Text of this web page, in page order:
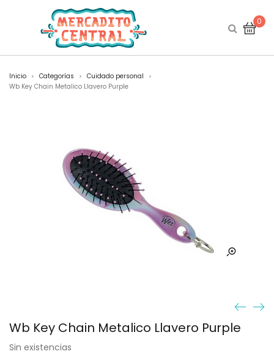
0
Inicio > Categorías > Cuidado personal >
Wb Key Chain Metalico Llavero Purple
Wb Key Chain Metalico Llavero Purple
Sin existencias